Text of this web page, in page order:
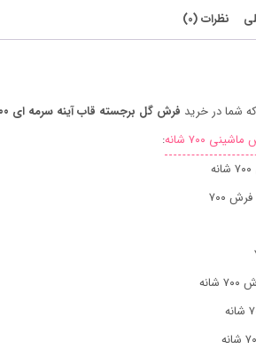
نظرات (0)
شما در خرید فرش گل برجسته قاب آینه سرمه ای ۷۰۰ شانه کاشان
۷۰۰ شانه
:
۷۰۰